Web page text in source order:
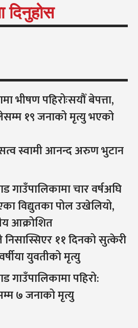
दिनुहोस
भीषण पहिरोःसयौँ बेपत्ता,
१९ जनाको मृत्यु भएको
स्वामी आनन्द अरुण भुटान
गाउँपालिकामा चार वर्षअघि
विद्युतका पोल उखेलियो,
आक्रोशित
११ दिनको सुत्केरी
युवतीको मृत्यु
गाउँपालिकामा पहिरो:
७ जनाको मृत्यु